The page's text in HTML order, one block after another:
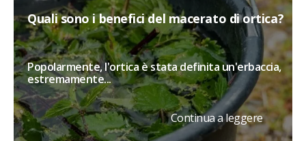
Quali sono i benefici del macerato di ortica?
Popolarmente, l'ortica è stata definita un'erbaccia,
estremamente...
Continua a leggere